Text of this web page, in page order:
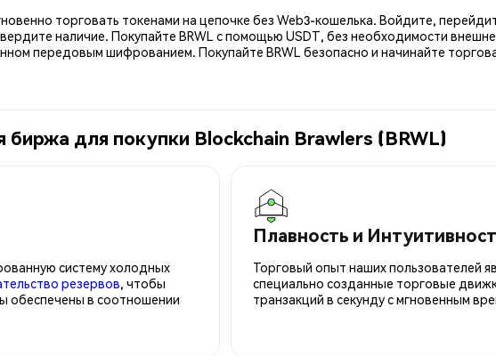
торговать токенами на цепочке без Web3-кошелька. Войдите,
наличие. Покупайте BRWL с помощью USDT, без необходимости
передовым шифрованием. Покупайте BRWL безопасно и начинайте
биржа для покупки Blockchain Brawlers (BRWL)
систему холодных
резервов, чтобы
обеспечены в соотношении
Плавность и
Торговый опыт наших пользователей
специально созданные торговые
транзакций в секунду с мгновенным